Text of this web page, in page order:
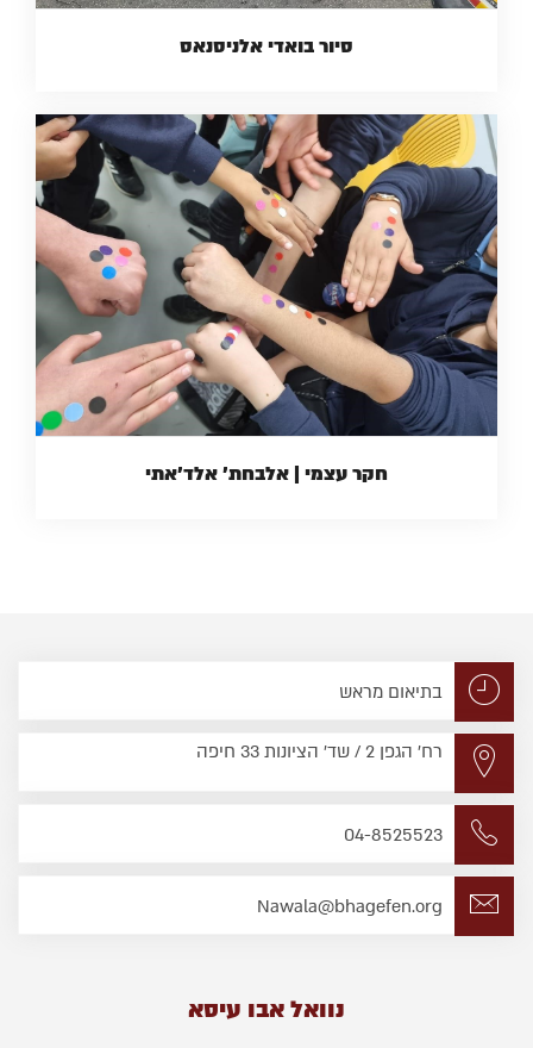
סיור בואדי אלניסנאס
חקר עצמי | אלבחת' אלד'אתי
בתיאום מראש
רח' הגפן 2 / שד' הציונות 33 חיפה
04-8525523
Nawala@bhagefen.org
נוואל אבו עיסא